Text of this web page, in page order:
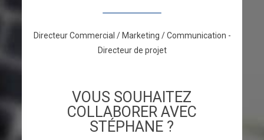
Directeur Commercial / Marketing / Communication -
Directeur de projet
VOUS SOUHAITEZ
COLLABORER AVEC
STÉPHANE ?